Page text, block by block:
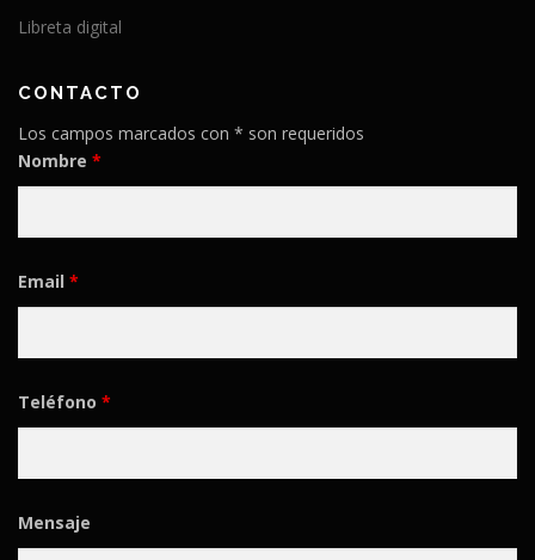
Libreta digital
CONTACTO
Los campos marcados con * son requeridos
Nombre *
Email *
Teléfono *
Mensaje